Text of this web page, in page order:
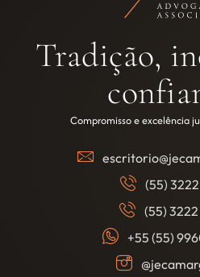
Tradição,
Compromisso e excelência
(55)
(55)
+55 (55)